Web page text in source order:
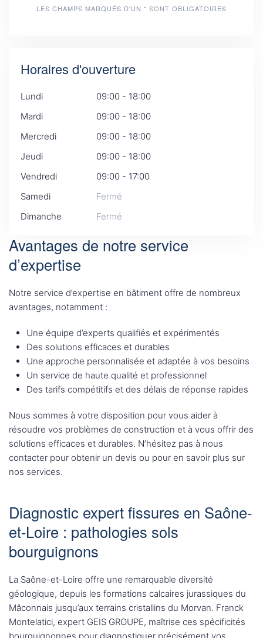
LES CHAMPS MARQUÉS D'UN * SONT OBLIGATOIRES
Horaires d'ouverture
Lundi
09:00 - 18:00
Mardi
09:00 - 18:00
Mercredi
09:00 - 18:00
Jeudi
09:00 - 18:00
Vendredi
09:00 - 17:00
Samedi
Fermé
Dimanche
Fermé
Avantages de notre service
d’expertise
Notre service d’expertise en bâtiment offre de nombreux
avantages, notamment :
Une équipe d’experts qualifiés et expérimentés
Des solutions efficaces et durables
Une approche personnalisée et adaptée à vos besoins
Un service de haute qualité et professionnel
Des tarifs compétitifs et des délais de réponse rapides
Nous sommes à votre disposition pour vous aider à
résoudre vos problèmes de construction et à vous offrir des
solutions efficaces et durables. N’hésitez pas à nous
contacter pour obtenir un devis ou pour en savoir plus sur
nos services.
Diagnostic expert fissures en Saône-
et-Loire : pathologies sols
bourguignons
La Saône-et-Loire offre une remarquable diversité
géologique, depuis les formations calcaires jurassiques du
Mâconnais jusqu’aux terrains cristallins du Morvan. Franck
Montelatici, expert GEIS GROUPE, maîtrise ces spécificités